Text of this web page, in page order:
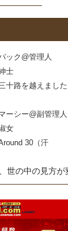
ック@管理人
士
十路を越えまし
ーシー@副管理人
女
30（汗
世の中の見方が